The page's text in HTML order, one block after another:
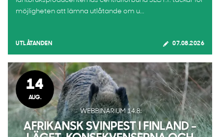
möjligheten att lämna utlåtande om u...
UTLÅTANDEN 07.08.2026
14
AUG.